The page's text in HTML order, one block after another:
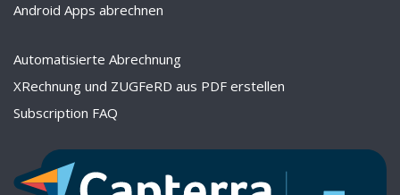
Android Apps abrechnen
Automatisierte Abrechnung
XRechnung und ZUGFeRD aus PDF erstellen
Subscription FAQ